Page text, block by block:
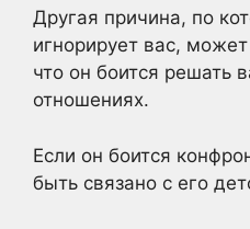
Другая причина, по
игнорирует вас,
что он боится решать
отношениях.
Если он боится
быть связано с его